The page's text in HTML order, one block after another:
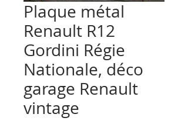
Plaque métal
Renault R12
Gordini Régie
Nationale, déco
garage Renault
vintage